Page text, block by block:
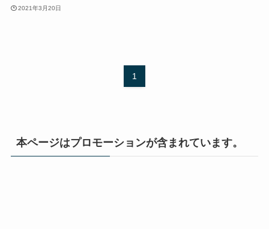
2021年3月20日
1
本ページはプロモーションが含まれています。